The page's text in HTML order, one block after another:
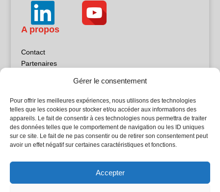
Gérer le consentement
Pour offrir les meilleures expériences, nous utilisons des technologies
telles que les cookies pour stocker et/ou accéder aux informations des
appareils. Le fait de consentir à ces technologies nous permettra de traiter
des données telles que le comportement de navigation ou les ID uniques
sur ce site. Le fait de ne pas consentir ou de retirer son consentement peut
avoir un effet négatif sur certaines caractéristiques et fonctions.
Accepter
A propos
Contact
Partenaires
Politique de confidentialité
Sites partenaires
5Façades
Atrium Patrimoine
L'Atelier Bois